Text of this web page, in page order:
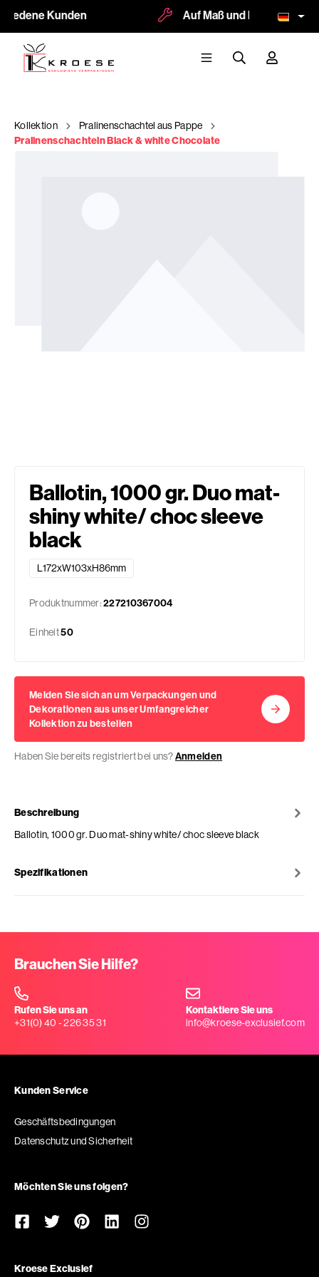
Kunden Auf Maß und Logodruck
Kollektion
Pralinenschachtel aus Pappe
Pralinenschachteln Black & white Chocolate
Ballotin, 1000 gr. Duo mat-
shiny white/ choc sleeve
black
L172xW103xH86mm
Produktnummer:227210367004
Einheit50
Melden Sie sich an um Verpackungen und
Dekorationen aus unser Umfangreicher
Kollektion zu bestellen
Haben Sie bereits registriert bei uns?Anmelden
Beschreibung
Ballotin, 1000 gr. Duo mat-shiny white/ choc sleeve black
Spezifikationen
Brauchen Sie Hilfe?
Rufen Sie uns an
+31(0) 40 - 226 35 31
Kontaktiere Sie uns
info@kroese-exclusief.com
Kunden Service
Geschäftsbedingungen
Datenschutz und Sicherheit
Möchten Sie uns folgen?
Kroese Exclusief